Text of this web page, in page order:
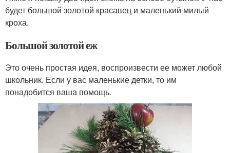
будет большой золотой красавец и маленький милый
кроха.
Большой золотой еж
Это очень простая идея, воспроизвести ее может любой
школьник. Если у вас маленькие детки, то им
понадобится ваша помощь.